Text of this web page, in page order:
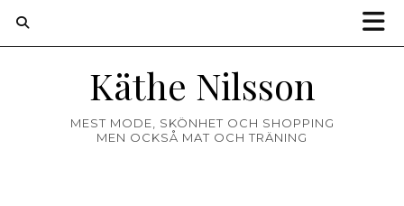
Käthe Nilsson
MEST MODE, SKÖNHET OCH SHOPPING
MEN OCKSÅ MAT OCH TRÄNING